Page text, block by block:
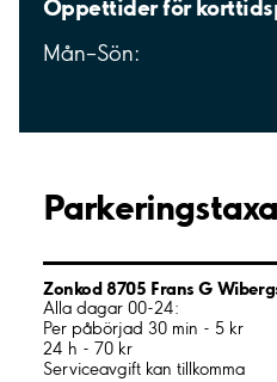
Öppettider för
Mån–Sön:
Parkeringstaxa
Zonkod 8705 Frans G
Alla dagar 00-24:
Per påbörjad 30 min - 5 kr
24 h - 70 kr
Serviceavgift kan tillkomma